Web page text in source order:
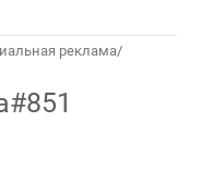
реклама/